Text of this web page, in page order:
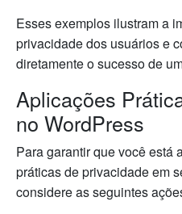
Esses exemplos ilustram a
privacidade dos usuários e
diretamente o sucesso de
Aplicações
no WordPress
Para garantir que você está
práticas de privacidade em
considere as seguintes